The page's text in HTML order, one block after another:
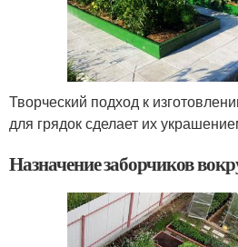
Творческий подход к
для грядок сделает их
Назначение заборчиков